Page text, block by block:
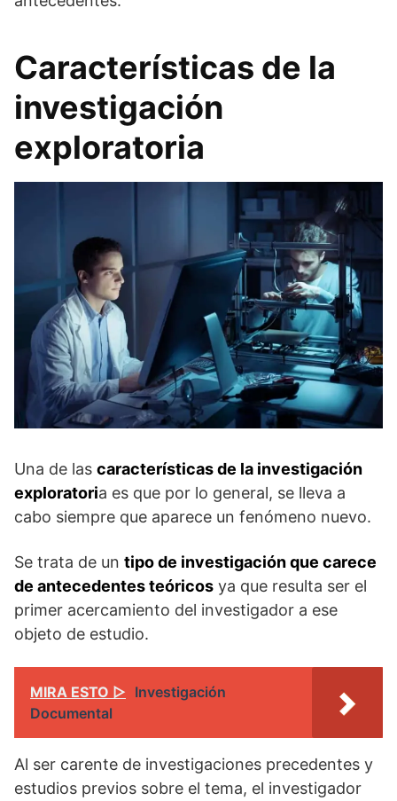
Características de la
investigación
exploratoria
Una de las características de la investigación
exploratoria es que por lo general, se lleva a
cabo siempre que aparece un fenómeno nuevo.
Se trata de un tipo de investigación que carece
de antecedentes teóricos ya que resulta ser el
primer acercamiento del investigador a ese
objeto de estudio.
MIRA ESTO ▷ Investigación
Documental
Al ser carente de investigaciones precedentes y
estudios previos sobre el tema, el investigador